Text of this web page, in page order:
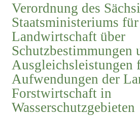
Verordnung des
Staatsministeriums
Landwirtschaft über
Schutzbestimmungen
Ausgleichsleistungen
Aufwendungen der
Forstwirtschaft in
Wasserschutzgebieten